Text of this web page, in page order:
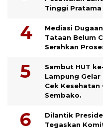
Tinggi Pratama
Mediasi
Tataan Belum
Serahkan
Sambut HUT
Lampung
Cek Kesehatan
Sembako.
Dilantik
Tegaskan